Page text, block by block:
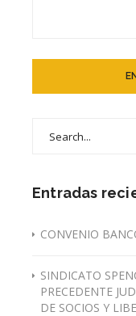
Entradas
CONVENIO
SINDICATO
PRECEDENTE
DE SOCIOS Y